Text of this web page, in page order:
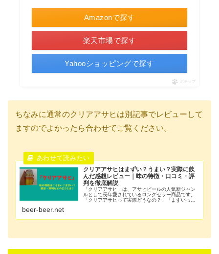
Amazonで探す
楽天市場で探す
Yahooショッピングで探す
ポチップ
ちなみに通常のクリアアサヒは別記事でレビューして
ますのでよかったら合わせてご覧ください。
クリアアサヒはまずい？うまい？実際に飲
んだ感想レビュー｜味の特徴・口コミ・評
判を徹底解説
「クリアアサヒ」は、アサヒビールの人気新ジャン
ルとして長年愛されているロングセラー商品です。
「クリアアサヒって実際どうなの？」「まずいって
beer-beer.net